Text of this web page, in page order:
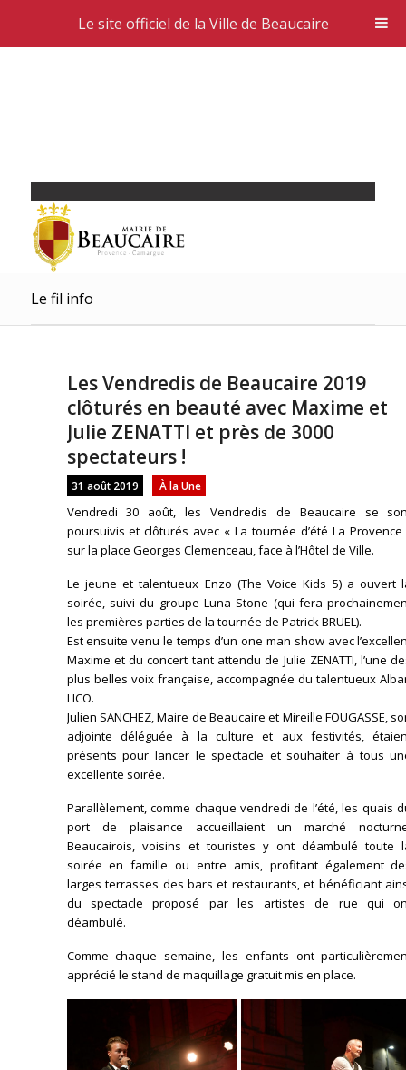
Le fil info
Les Vendredis de Beaucaire 2019
clôturés en beauté avec Maxime et
Julie ZENATTI et près de 3000
spectateurs !
31 août 2019 À la Une
Vendredi 30 août, les Vendredis de Beaucaire se
poursuivis et clôturés avec « La tournée d’été La Provence
sur la place Georges Clemenceau, face à l’Hôtel de Ville.
Le jeune et talentueux Enzo (The Voice Kids 5) a ouvert
soirée, suivi du groupe Luna Stone (qui fera
les premières parties de la tournée de Patrick BRUEL).
Est ensuite venu le temps d’un one man show avec
Maxime et du concert tant attendu de Julie ZENATTI, l’une
plus belles voix française, accompagnée du talentueux
LICO.
Julien SANCHEZ, Maire de Beaucaire et Mireille FOUGASSE,
adjointe déléguée à la culture et aux festivités,
présents pour lancer le spectacle et souhaiter à tous
excellente soirée.
Parallèlement, comme chaque vendredi de l’été, les quais
port de plaisance accueillaient un marché
Beaucairois, voisins et touristes y ont déambulé toute
soirée en famille ou entre amis, profitant également
larges terrasses des bars et restaurants, et bénéficiant
du spectacle proposé par les artistes de rue qui
déambulé.
Comme chaque semaine, les enfants ont
apprécié le stand de maquillage gratuit mis en place.
Le site officiel de la Ville de Beaucaire